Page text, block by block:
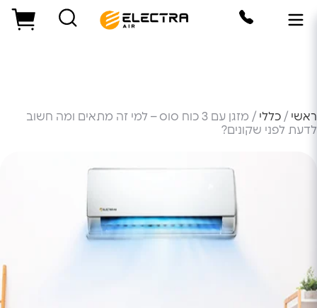
ראשי / כללי
/ מזגן עם 3 כוח סוס – למי זה מתאים ומה חשוב
לדעת לפני שקונים?